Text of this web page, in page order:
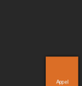
Appel